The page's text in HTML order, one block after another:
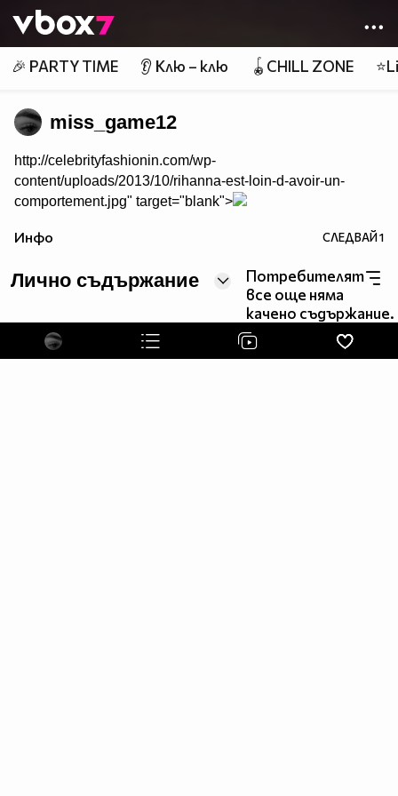
👾
🎉 PARTY TIME 👂 Клю – клю 🪀CHILL ZONE
miss_game12
http://celebrityfashionin.com/wp-
content/uploads/2013/10/rihanna-est-loin-d-avoir-un-
comportement.jpg" target="blank">
Инфо СЛЕДВАЙ1
Лично съдържание
Потребителят
все още няма
качено съдържание.